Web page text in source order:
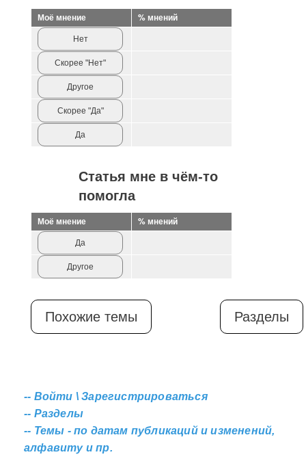
Моё мнение % мнений
Нет
Скорее "Нет"
Другое
Скорее "Да"
Да
Статья мне в чём-то
помогла
Моё мнение % мнений
Да
Другое
Похожие темы Разделы
-- Войти \ Зарегистрироваться
-- Разделы
-- Темы - по датам публикаций и изменений,
алфавиту и пр.